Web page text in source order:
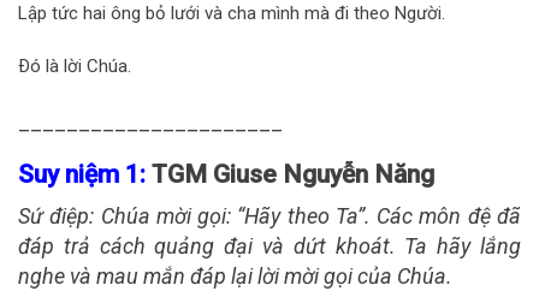
Lập tức hai ông bỏ lưới và cha mình mà đi theo Người.
Ðó là lời Chúa.
Suy niệm 1: TGM Giuse Nguyễn Năng
Sứ điệp: Chúa mời gọi: “Hãy theo Ta”. Các môn đệ đã
đáp trả cách quảng đại và dứt khoát. Ta hãy lắng
nghe và mau mắn đáp lại lời mời gọi của Chúa.